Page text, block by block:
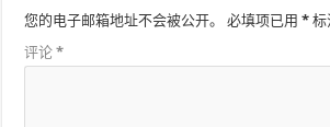
您的电子邮箱地址不会被公开。 必填项已用* 标
评论*